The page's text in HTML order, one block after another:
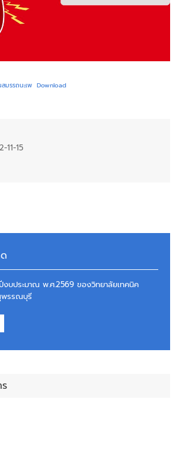
สมรรถนะเพ Download
11-15
งบประมาณ พ.ศ.2569 ของวิทยาลัยเทคนิค
รรณบุรี